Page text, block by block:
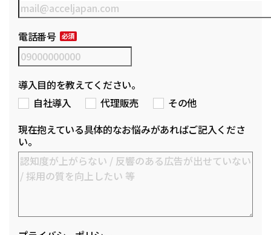
電話番号
導入目的を教えてください。
自社導入
代理販売
その他
現在抱えている具体的なお悩みがあればご記入くださ
い。